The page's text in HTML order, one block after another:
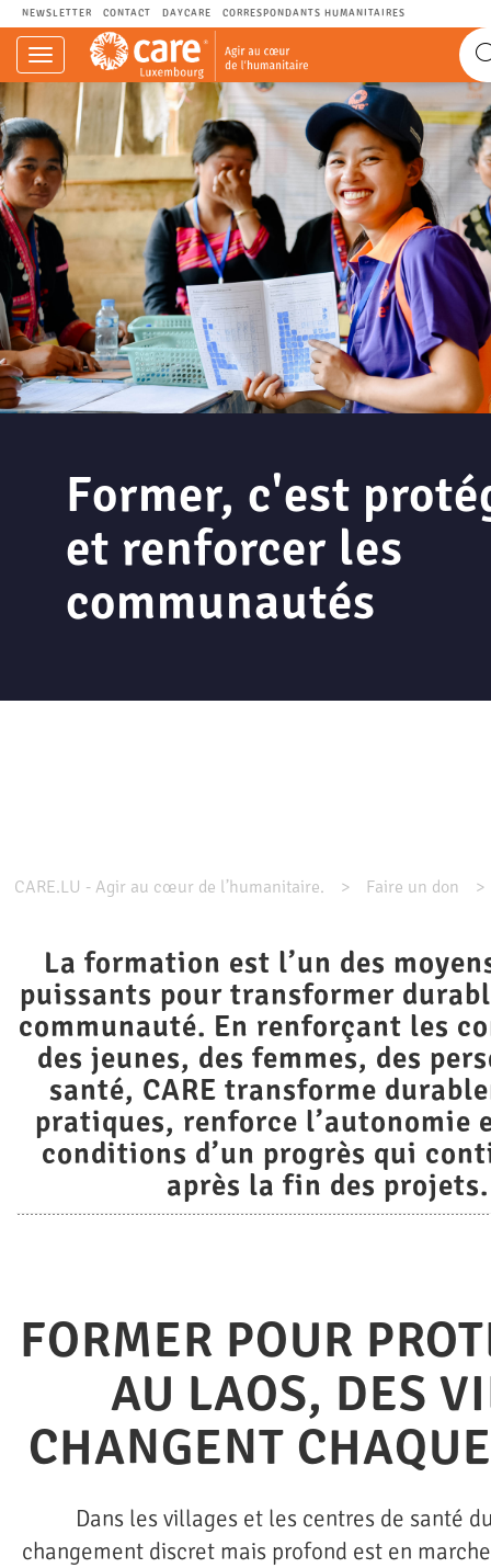
NEWSLETTER CONTACT DAYCARE CORRESPONDANTS HUMANITAIRES
Navigation
einblenden
Former, c'est
et renforcer les
communautés
CARE.LU - Agir au cœur de l’humanitaire. Faire un don
La formation est l’un des
puissants pour transformer
communauté. En renforçant les
des jeunes, des femmes, des
santé, CARE transforme
pratiques, renforce l’autonomie
conditions d’un progrès qui
après la fin des projets.
FORMER POUR
AU LAOS, DES
CHANGENT
Dans les villages et les centres de santé
changement discret mais profond est en